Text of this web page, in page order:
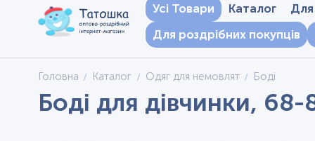
Усі Товари Каталог
Для
Для роздрібних покупців
Головна Каталог Одяг для немовлят Боді
Боді для дівчинки,